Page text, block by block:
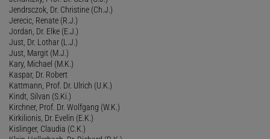
Jendrsczok, Dr. Christine (Ch.J.)
Jerecic, Renate (R.J.)
Jordan, Dr. Elke (E.J.)
Just, Dr. Lothar (L.J.)
Just, Margit (M.J.)
Kary, Michael (M.K.)
Kaspar, Dr. Robert
Kattmann, Prof. Dr. Ulrich (U.K.)
Kindt, Silvan (S.Ki.)
Kirchner, Prof. Dr. Wolfgang (W.K.)
Kirkilionis, Dr. Evelin (E.K.)
Kislinger, Claudia (C.K.)